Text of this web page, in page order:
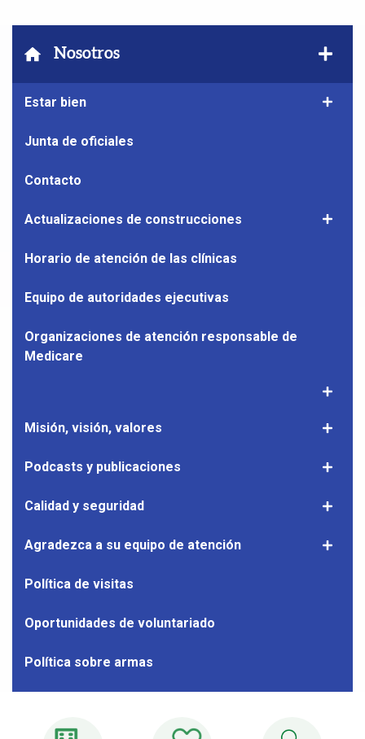
Nosotros
de
Estar bien
Junta de oficiales
Contacto
Actualizaciones de construcciones
Horario de atención de las clínicas
Equipo de autoridades ejecutivas
Organizaciones de atención responsable de
Medicare
Toggle
ACO's
nav
Misión, visión, valores
visión,
Podcasts y publicaciones
y
Calidad y seguridad
Agradezca a su equipo de atención
Política de visitas
Oportunidades de voluntariado
Política sobre armas